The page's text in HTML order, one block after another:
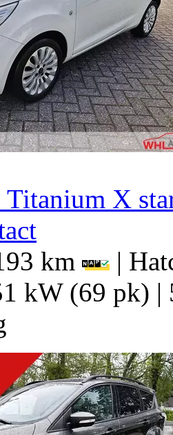
X
km |
kW (69 pk) |